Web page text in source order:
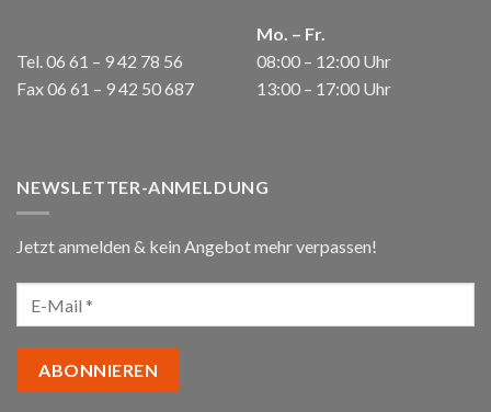
Tel. 06 61 – 9 42 78 56
Fax 06 61 – 9 42 50 687
Mo. – Fr.
08:00 – 12:00 Uhr
13:00 – 17:00 Uhr
NEWSLETTER-ANMELDUNG
Jetzt anmelden & kein Angebot mehr verpassen!